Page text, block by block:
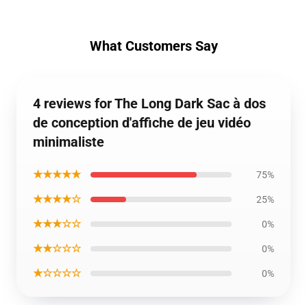
What Customers Say
4 reviews for The Long Dark Sac à dos
de conception d'affiche de jeu vidéo
minimaliste
★★★★★ 75%
★★★★☆ 25%
★★★☆☆ 0%
★★☆☆☆ 0%
★☆☆☆☆ 0%